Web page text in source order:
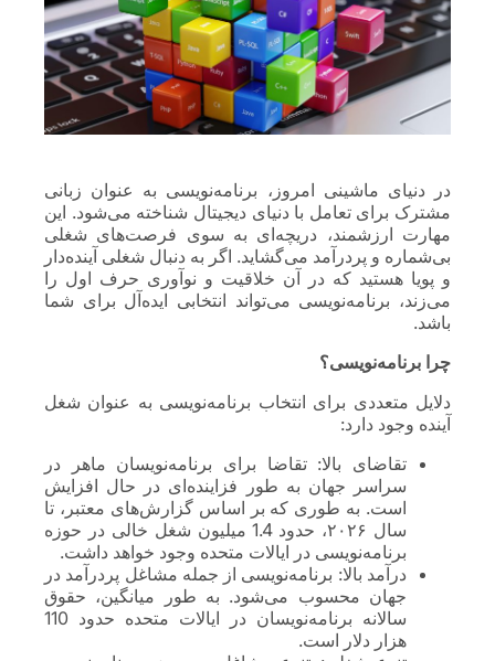
در دنیای ماشینی امروز، برنامه‌نویسی به عنوان زبانی
مشترک برای تعامل با دنیای دیجیتال شناخته می‌شود. این
مهارت ارزشمند، دریچه‌ای به سوی فرصت‌های شغلی
بی‌شماره و پردرآمد می‌گشاید. اگر به دنبال شغلی آینده‌دار
و پویا هستید که در آن خلاقیت و نوآوری حرف اول را
می‌زند، برنامه‌نویسی می‌تواند انتخابی ایده‌آل برای شما
باشد.
چرا برنامه‌نویسی؟
دلایل متعددی برای انتخاب برنامه‌نویسی به عنوان شغل
آینده وجود دارد:
تقاضای بالا: تقاضا برای برنامه‌نویسان ماهر در
سراسر جهان به طور فزاینده‌ای در حال افزایش
است. به طوری که بر اساس گزارش‌های معتبر، تا
سال ۲۰۲۶، حدود 1.4 میلیون شغل خالی در حوزه
برنامه‌نویسی در ایالات متحده وجود خواهد داشت.
درآمد بالا: برنامه‌نویسی از جمله مشاغل پردرآمد در
جهان محسوب می‌شود. به طور میانگین، حقوق
سالانه برنامه‌نویسان در ایالات متحده حدود 110
هزار دلار است.